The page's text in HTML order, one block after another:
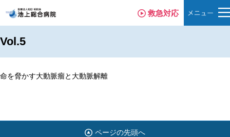
救急対応
Vol.5
命を脅かす大動脈瘤と大動脈解離
ページの先頭へ